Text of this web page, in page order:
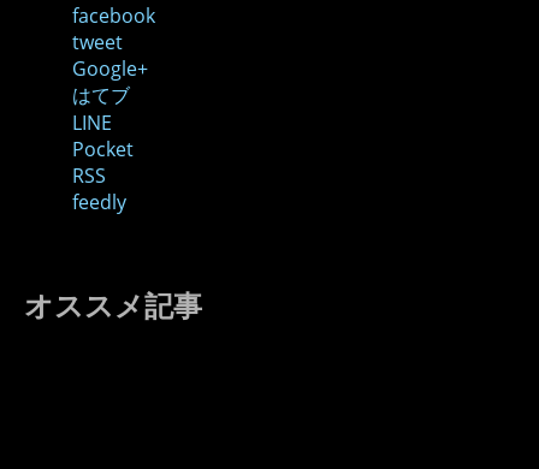
facebook
tweet
Google+
はてブ
LINE
Pocket
RSS
feedly
オススメ記事